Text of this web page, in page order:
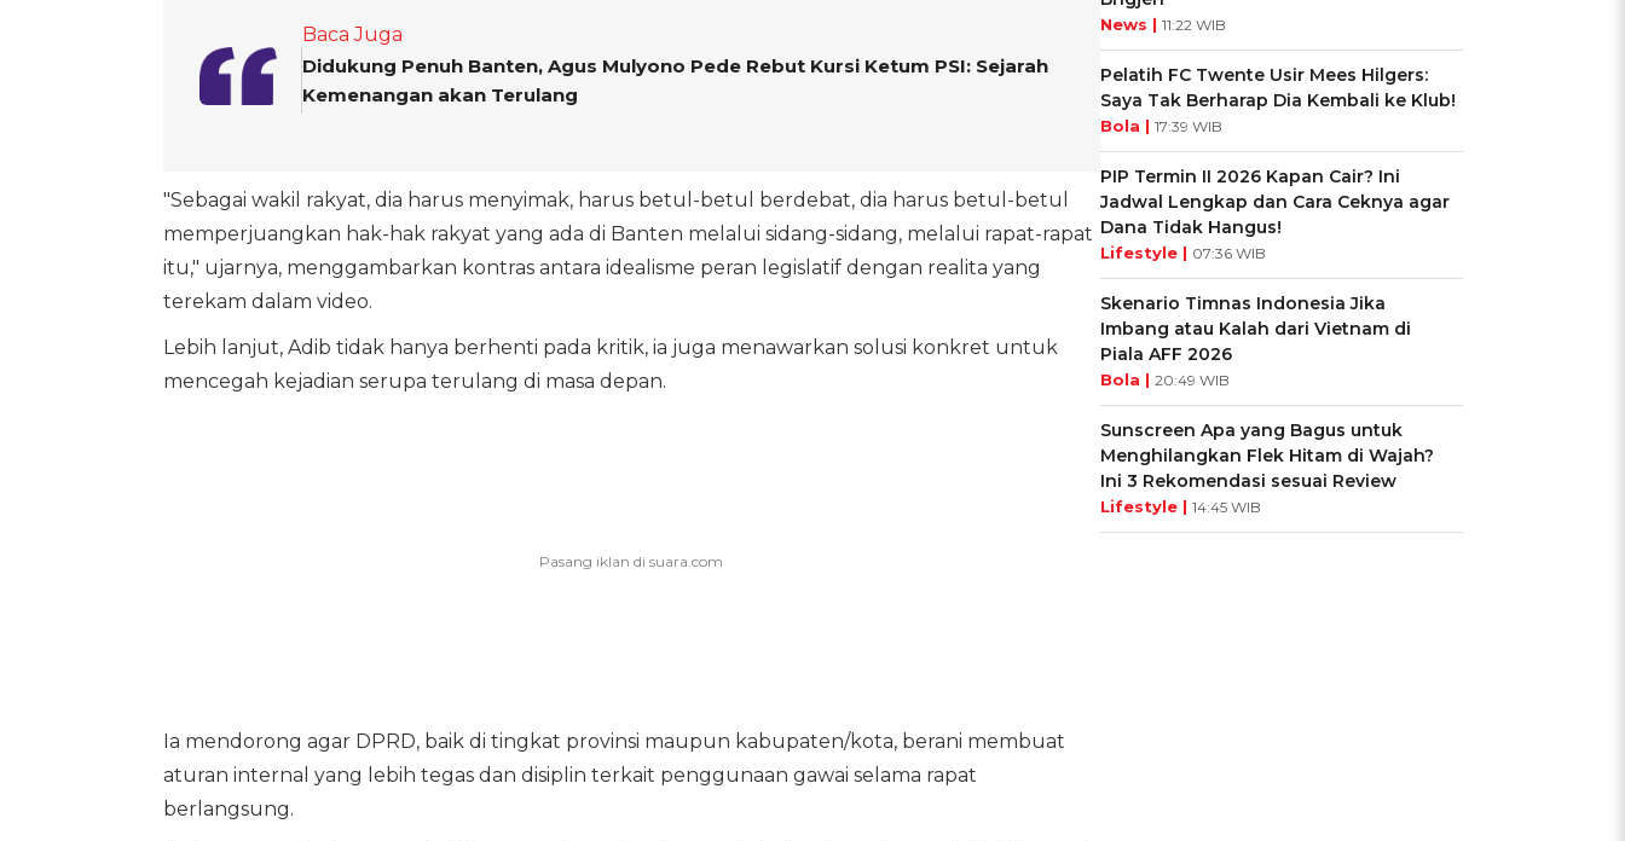
Baca Juga
Didukung Penuh Banten, Agus Mulyono Pede Rebut Kursi Ketum PSI: Sejarah
Kemenangan akan Terulang
"Sebagai wakil rakyat, dia harus menyimak, harus betul-betul berdebat, dia harus betul-betul
memperjuangkan hak-hak rakyat yang ada di Banten melalui sidang-sidang, melalui rapat-rapat
itu," ujarnya, menggambarkan kontras antara idealisme peran legislatif dengan realita yang
terekam dalam video.
Lebih lanjut, Adib tidak hanya berhenti pada kritik, ia juga menawarkan solusi konkret untuk
mencegah kejadian serupa terulang di masa depan.
Ia mendorong agar DPRD, baik di tingkat provinsi maupun kabupaten/kota, berani membuat
aturan internal yang lebih tegas dan disiplin terkait penggunaan gawai selama rapat
berlangsung.
News | 11:22 WIB
Pelatih FC Twente Usir Mees Hilgers:
Saya Tak Berharap Dia Kembali ke Klub!
Bola | 17:39 WIB
PIP Termin II 2026 Kapan Cair? Ini
Jadwal Lengkap dan Cara Ceknya agar
Dana Tidak Hangus!
Lifestyle | 07:36 WIB
Skenario Timnas Indonesia Jika
Imbang atau Kalah dari Vietnam di
Piala AFF 2026
Bola | 20:49 WIB
Sunscreen Apa yang Bagus untuk
Menghilangkan Flek Hitam di Wajah?
Ini 3 Rekomendasi sesuai Review
Lifestyle | 14:45 WIB